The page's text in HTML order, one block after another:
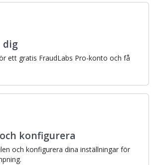
dig
ett gratis FraudLabs Pro-konto och få
konfigurera
och konfigurera dina inställningar för